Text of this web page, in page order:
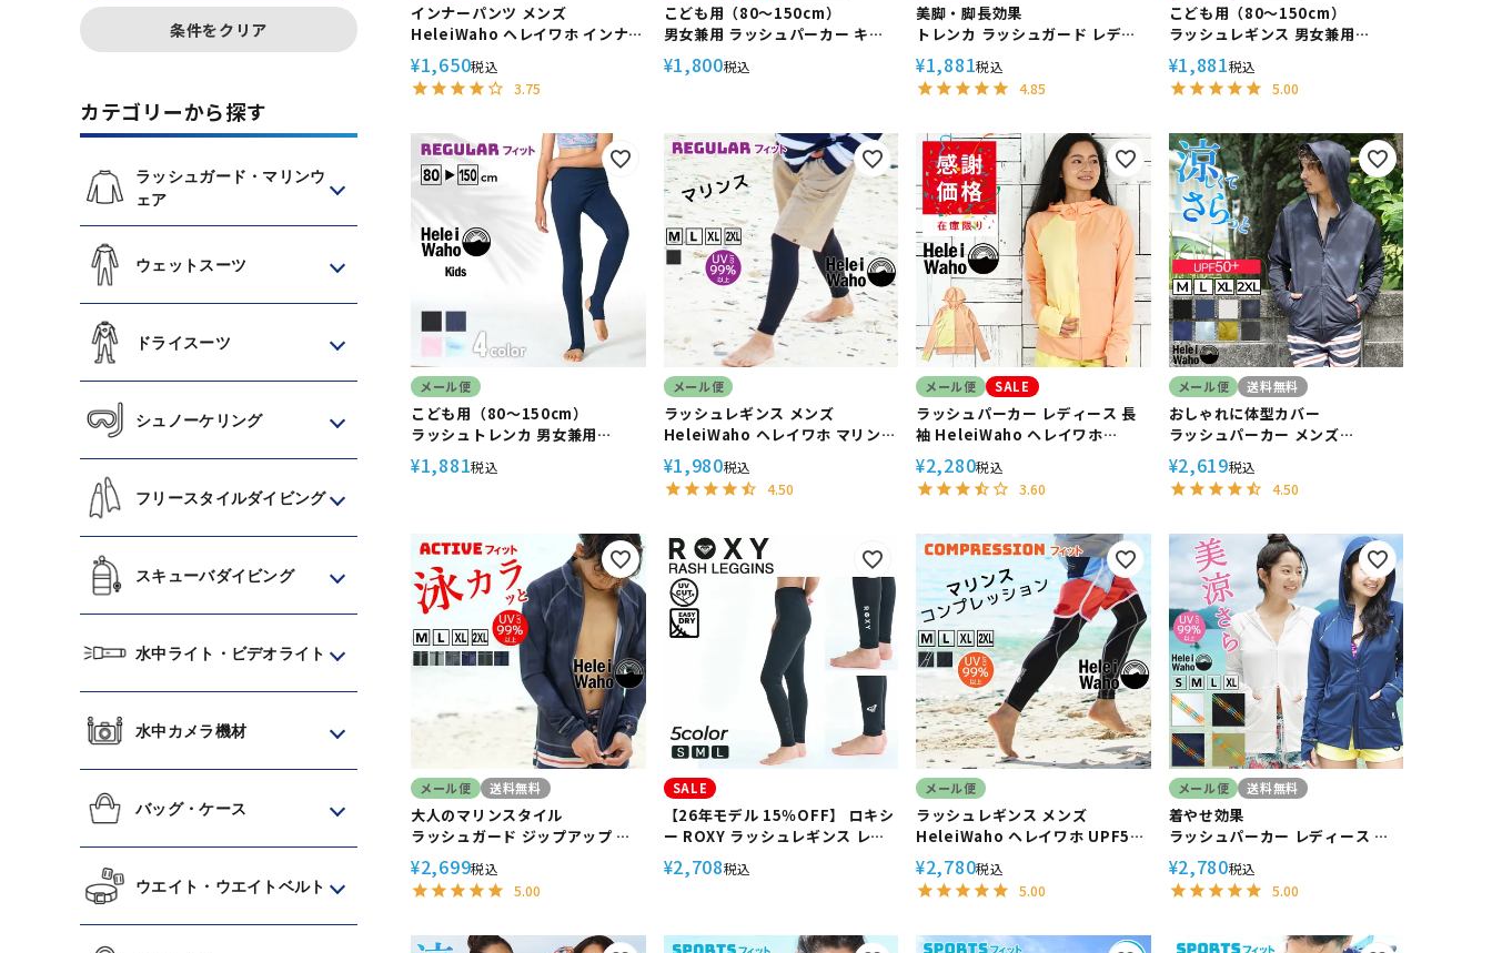
条件をクリア
カテゴリーから探す
ラッシュガード・マリンウ
ェア
ウェットスーツ
ドライスーツ
シュノーケリング
フリースタイルダイビング
スキューバダイビング
水中ライト・ビデオライト
水中カメラ機材
バッグ・ケース
ウエイト・ウエイトベルト
インナーパンツ メンズ
HeleiWaho ヘレイワホ インナー
ラッシュガード素材 ストレッチ
¥1,650税込
3.75
こども用（80～150cm）
男女兼用 ラッシュパーカー キッ
ズ ジュニア HeleiWaho ヘレイ
ワホ UPF50+ UVカット
¥1,800税込
美脚・脚長効果
トレンカ ラッシュガード レディ
ース HeleiWaho ヘレイワホ マ
リンカ UPF50+ 日焼け止め 接触
冷感 シュノーケリング 海 プール
¥1,881税込
4.85
こども用（80～150cm）
ラッシュレギンス 男女兼用
HeleiWaho ヘレイワホ マリンス
UPF50+ UVカット
¥1,881税込
5.00
メール便
こども用（80～150cm）
ラッシュトレンカ 男女兼用
HeleiWaho ヘレイワホ スクール
水着 プール 水泳 UPF50+ UVカ
¥1,881税込
メール便
ラッシュレギンス メンズ
HeleiWaho ヘレイワホ マリンス
UPF50+ UVカット サーフィン
¥1,980税込
4.50
メール便 SALE
ラッシュパーカー レディース 長
袖 HeleiWaho ヘレイワホ
UPF50+ UVカット ゆったり 体型
カバー
¥2,280税込
3.60
メール便 送料無料
おしゃれに体型カバー
ラッシュパーカー メンズ
HeleiWaho ヘレイワホ ラッシュ
パーカー 長袖 パーカー UPF50+
で UVカット 大きいサイズ で 体
¥2,619税込
4.50
メール便 送料無料
大人のマリンスタイル
ラッシュガード ジップアップ メ
ンズ HeleiWaho ヘレイワホ 長
袖 UPF50+ で UVカット 大きい
サイズ で 体型カバー
¥2,699税込
5.00
SALE
【26年モデル 15％OFF】 ロキシ
ー ROXY ラッシュレギンス レデ
ィース レギンス 塩素対応 UVカッ
ト 紫外線対策 日焼け防止 ビーチ
RLY265050
¥2,708税込
メール便
ラッシュレギンス メンズ
HeleiWaho ヘレイワホ UPF50
＋ UVカット シュノーケリング 海
プール インナーパンツ コンプレ
ッション 接触冷感
¥2,780税込
5.00
メール便 送料無料
着やせ効果
ラッシュパーカー レディース 長
袖 HeleiWaho ヘレイワホ
UPF50+ UVカット 体型カバー 日
焼け対策 接触冷感 プール 海
¥2,780税込
5.00